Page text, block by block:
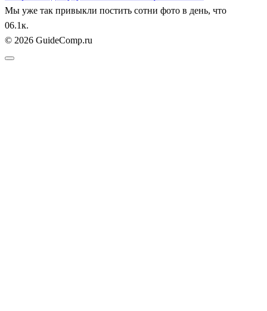
Мы уже так привыкли постить сотни фото в день, что
06.1к.
© 2026 GuideComp.ru